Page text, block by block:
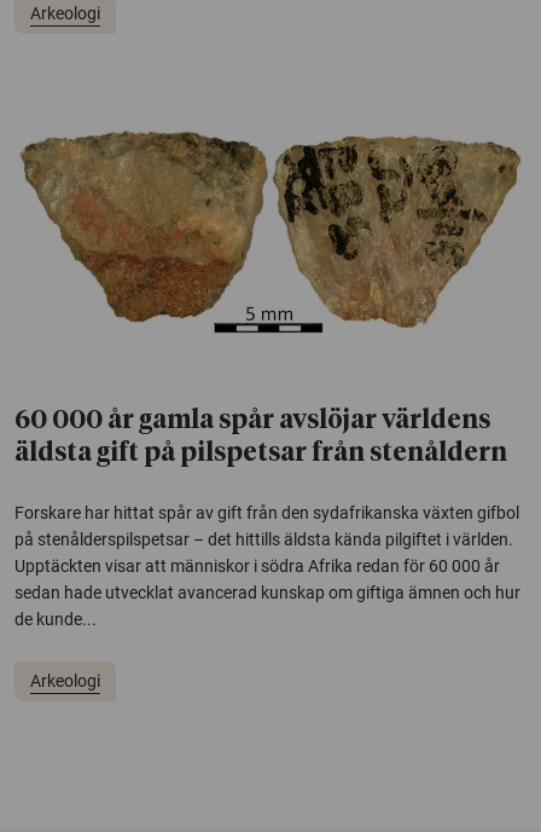
Arkeologi
60 000 år gamla spår avslöjar världens
äldsta gift på pilspetsar från stenåldern
Forskare har hittat spår av gift från den sydafrikanska växten gifbol
på stenålderspilspetsar – det hittills äldsta kända pilgiftet i världen.
Upptäckten visar att människor i södra Afrika redan för 60 000 år
sedan hade utvecklat avancerad kunskap om giftiga ämnen och hur
de kunde...
Arkeologi